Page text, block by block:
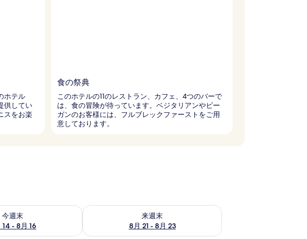
ホテル
供してい
スをお楽
食の祭典
このホテルの11のレストラン、カフェ、4つのバーで
は、食の冒険が待っています。ベジタリアンやビー
ガンのお客様には、フルブレックファーストをご用
意しております。
今週末
14 - 8月 16
16 の空室状況をチェック
来週末
8月 21 - 8月 23
来週末 8月 21 - 8月 23 の空室状況をチェック